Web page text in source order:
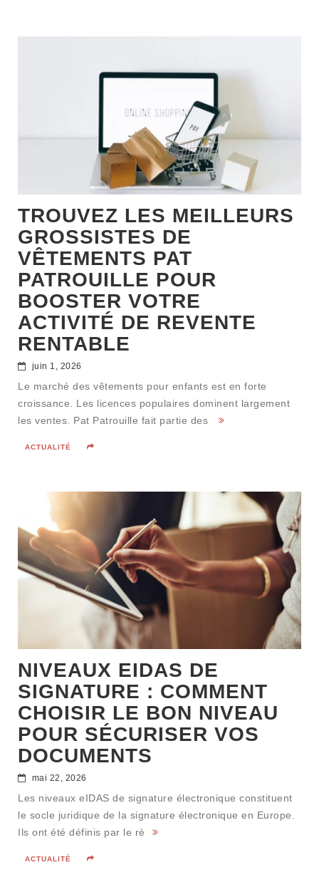
TROUVEZ LES MEILLEURS
GROSSISTES DE
VÊTEMENTS PAT
PATROUILLE POUR
BOOSTER VOTRE
ACTIVITÉ DE REVENTE
RENTABLE
juin 1, 2026
Le marché des vêtements pour enfants est en forte
croissance. Les licences populaires dominent largement
les ventes. Pat Patrouille fait partie des
ACTUALITÉ
NIVEAUX EIDAS DE
SIGNATURE : COMMENT
CHOISIR LE BON NIVEAU
POUR SÉCURISER VOS
DOCUMENTS
mai 22, 2026
Les niveaux eIDAS de signature électronique constituent
le socle juridique de la signature électronique en Europe.
Ils ont été définis par le rè
ACTUALITÉ